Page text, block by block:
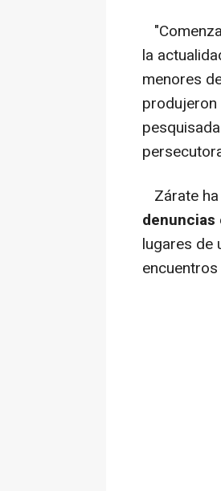
la
menores
produjeron
Zárate
denuncias
lugares de